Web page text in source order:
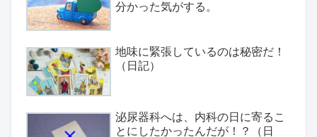
分かった気がする。
地味に緊張しているのは秘密だ！
（日記）
泌尿器科へは、内科の日に寄るこ
とにしたかったんだが！？（日